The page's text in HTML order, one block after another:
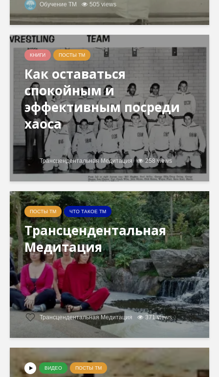
Обучение ТМ 505 views
КНИГИ ПОСТЫ ТМ
Как оставаться
спокойным и
эффективным посреди
хаоса
Трансцендентальная Медитация 258 views
ПОСТЫ ТМ ЧТО ТАКОЕ ТМ
Трансцендентальная
Медитация
Трансцендентальная Медитация 371 views
ВИДЕО ПОСТЫ ТМ